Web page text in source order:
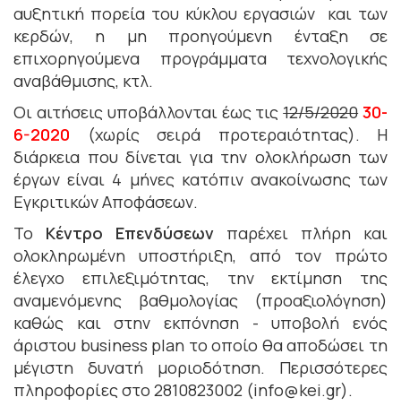
αυξητική πορεία του κύκλου εργασιών και των
κερδών, η μη προηγούμενη ένταξη σε
επιχορηγούμενα προγράμματα τεχνολογικής
αναβάθμισης, κτλ.
Οι αιτήσεις υποβάλλονται έως τις12/5/2020 30-
6-2020
(χωρίς σειρά προτεραιότητας). Η
διάρκεια που δίνεται για την ολοκλήρωση των
έργων είναι 4 μήνες κατόπιν ανακοίνωσης των
Εγκριτικών Αποφάσεων.
Το Κέντρο Επενδύσεων παρέχει πλήρη και
ολοκληρωμένη υποστήριξη, από τον πρώτο
έλεγχο επιλεξιμότητας, την εκτίμηση της
αναμενόμενης βαθμολογίας (προαξιολόγηση)
καθώς και στην εκπόνηση - υποβολή ενός
άριστου business plan το οποίο θα αποδώσει τη
μέγιστη δυνατή μοριοδότηση. Περισσότερες
πληροφορίες στο 2810823002 (info@kei.gr).